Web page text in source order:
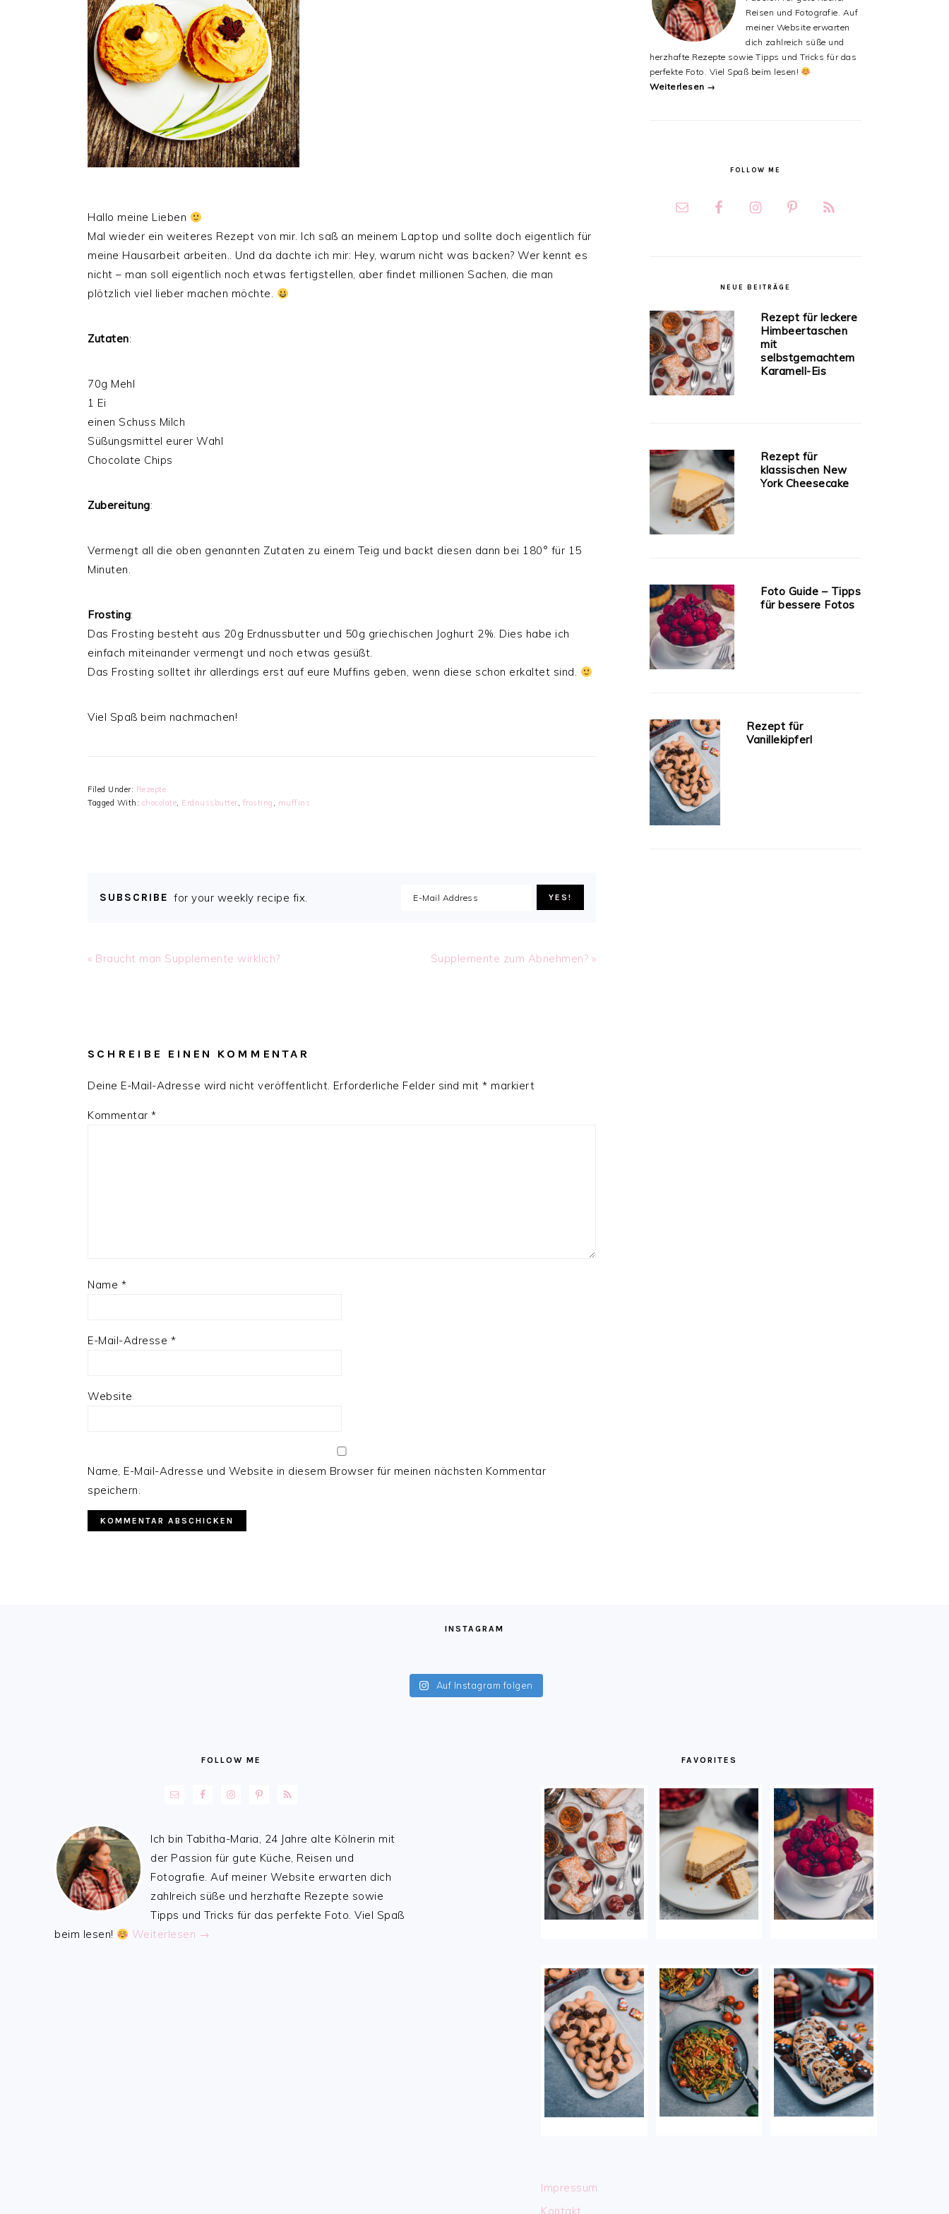
Hallo meine Lieben
Mal wieder ein weiteres Rezept von mir. Ich saß an meinem Laptop und sollte doch eigentlich für
meine Hausarbeit arbeiten.. Und da dachte ich mir: Hey, warum nicht was backen? Wer kennt es
nicht – man soll eigentlich noch etwas fertigstellen, aber findet millionen Sachen, die man
plötzlich viel lieber machen möchte.
Zutaten:
70g Mehl
1 Ei
einen Schuss Milch
Süßungsmittel eurer Wahl
Chocolate Chips
Zubereitung:
Vermengt all die oben genannten Zutaten zu einem Teig und backt diesen dann bei 180° für 15
Minuten.
Frosting:
Das Frosting besteht aus 20g Erdnussbutter und 50g griechischen Joghurt 2%. Dies habe ich
einfach miteinander vermengt und noch etwas gesüßt.
Das Frosting solltet ihr allerdings erst auf eure Muffins geben, wenn diese schon erkaltet sind.
Viel Spaß beim nachmachen!
Filed Under: Rezepte
Tagged With: chocolate, Erdnussbutter, frosting , muffins
SUBSCRIBE for your weekly recipe fix.
Previous
« Braucht man Supplemente wirklich?
Next
Supplemente zum Abnehmen? »
SCHREIBE EINEN KOMMENTAR
Deine E-Mail-Adresse wird nicht veröffentlicht. Erforderliche Felder sind mit * markiert
Kommentar *
Name *
E-Mail-Adresse *
Website
Name, E-Mail-Adresse und Website in diesem Browser für meinen nächsten Kommentar
speichern.
Reisen und Fotografie. Auf
meiner Website erwarten
dich zahlreich süße und
herzhafte Rezepte sowie Tipps und Tricks für das
perfekte Foto. Viel Spaß beim lesen!
Weiterlesen →
FOLLOW ME
NEUE BEITRÄGE
Rezept für leckere
Himbeertaschen
mit
selbstgemachtem
Karamell-Eis
Rezept für
klassischen New
York Cheesecake
Foto Guide – Tipps
für bessere Fotos
Rezept für
Vanillekipferl
INSTAGRAM
Auf Instagram folgen
FOLLOW ME
Ich bin Tabitha-Maria, 24 Jahre alte Kölnerin mit
der Passion für gute Küche, Reisen und
Fotografie. Auf meiner Website erwarten dich
zahlreich süße und herzhafte Rezepte sowie
Tipps und Tricks für das perfekte Foto. Viel Spaß
beim lesen!
Weiterlesen →
FAVORITES
Impressum
Kontakt